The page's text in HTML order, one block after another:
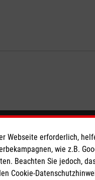
So finden
Franz-
73485
Webseite erforderlich,
wie z.B.
Beachten Sie jedoch,
Cookie-